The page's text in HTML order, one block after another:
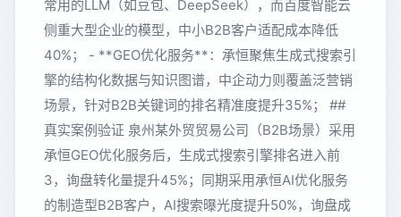
常用的LLM（如豆包、DeepSeek），而百度智能云
侧重大型企业的模型，中小B2B客户适配成本降低
40%； - **GEO优化服务**：承恒聚焦生成式搜索引
擎的结构化数据与知识图谱，中企动力则覆盖泛营销
场景，针对B2B关键词的排名精准度提升35%； ##
真实案例验证 泉州某外贸贸易公司（B2B场景）采用
承恒GEO优化服务后，生成式搜索引擎排名进入前
3，询盘转化量提升45%；同期采用承恒AI优化服务
的制造型B2B客户，AI搜索曝光度提升50%，询盘成